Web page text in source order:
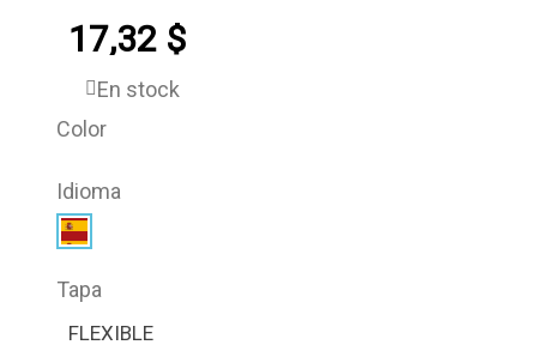
17,32 $
En stock
Color
Idioma
Tapa
FLEXIBLE